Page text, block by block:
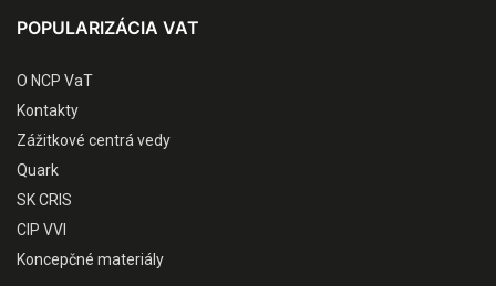
POPULARIZÁCIA VAT
O NCP VaT
Kontakty
Zážitkové centrá vedy
Quark
SK CRIS
CIP VVI
Koncepčné materiály